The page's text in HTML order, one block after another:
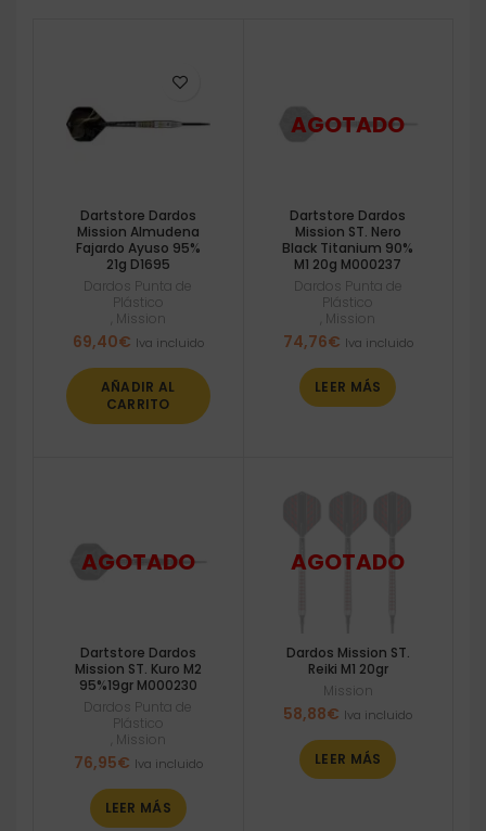
Dartstore Dardos
Mission Almudena
Fajardo Ayuso 95%
21g D1695
Dardos Punta de
Plástico
Mission
69,40€ Iva incluido
AÑADIR AL
CARRITO
Dartstore Dardos
Mission ST. Nero
Black Titanium 90%
M1 20g M000237
Dardos Punta de
Plástico
Mission
74,76€ Iva incluido
LEER MÁS
Dartstore Dardos
Mission ST. Kuro M2
95%19gr M000230
Dardos Punta de
Plástico
Mission
76,95€ Iva incluido
LEER MÁS
Dardos Mission ST.
Reiki M1 20gr
Mission
58,88€ Iva incluido
LEER MÁS